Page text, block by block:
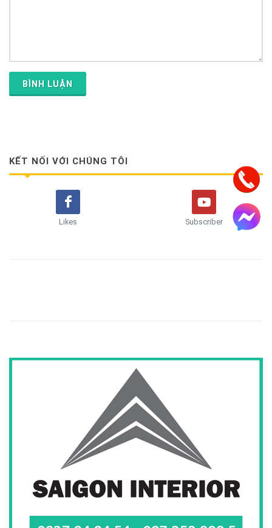
BÌNH LUẬN
KẾT NỐI VỚI CHÚNG TÔI
Likes Subscriber